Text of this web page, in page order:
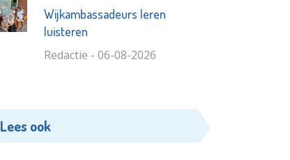
Wijkambassadeurs leren
luisteren
Redactie - 06-08-2026
Lees ook